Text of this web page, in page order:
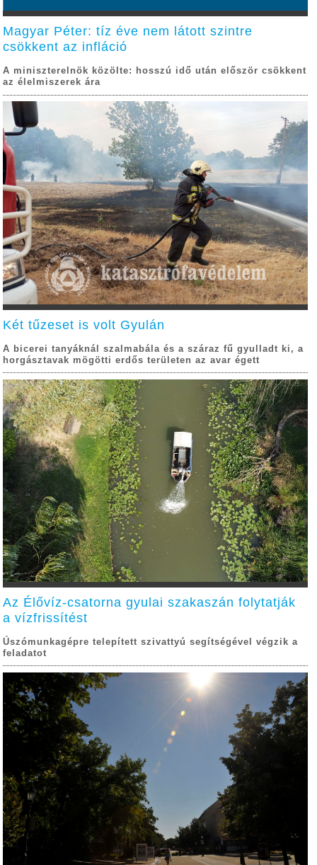
Magyar Péter: tíz éve nem látott szintre
csökkent az infláció
A miniszterelnök közölte: hosszú idő után először csökkent
az élelmiszerek ára
Két tűzeset is volt Gyulán
A bicerei tanyáknál szalmabála és a száraz fű gyulladt ki, a
horgásztavak mögötti erdős területen az avar égett
Az Élővíz-csatorna gyulai szakaszán folytatják
a vízfrissítést
Úszómunkagépre telepített szivattyú segítségével végzik a
feladatot